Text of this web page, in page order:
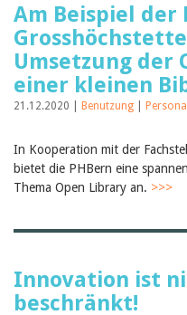
2017
2016
2015
2014
2013
2012
Am Beispiel
Umsetzung der
einer kleinen
21.12.2020 | Benutzung Personal
In Kooperation mit der
bietet die PHBern eine
Thema Open Library an. >>>
Innovation ist
beschränkt!